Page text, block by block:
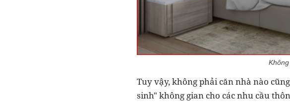
Tuy vậy, không phải căn nhà nào
sinh" không gian cho các nhu cầu